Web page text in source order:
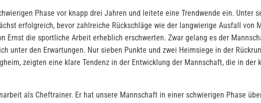
Phase vor knapp drei Jahren und leitete eine Trendwende ein. Unter
erfolgreich, bevor zahlreiche Rückschläge wie der langwierige Ausfall von
Ernst die sportliche Arbeit erheblich erschwerten. Zwar gelang es der
unter den Erwartungen. Nur sieben Punkte und zwei Heimsiege in der
zeigten eine klare Tendenz in der Entwicklung der Mannschaft, die in
als Cheftrainer. Er hat unsere Mannschaft in einer schwierigen Phase